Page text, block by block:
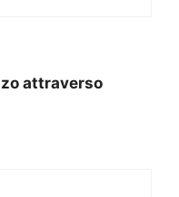
attraverso